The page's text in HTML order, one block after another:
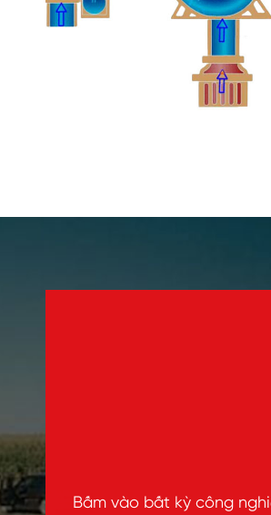
Bấm vào bất kỳ công